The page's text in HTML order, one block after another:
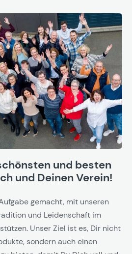
und besten
und Deinen Verein!
gemacht, mit unseren
und Leidenschaft im
Unser Ziel ist es, Dir nicht
sondern auch einen